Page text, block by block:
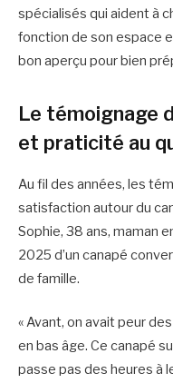
spécialisés qui aident à
fonction de son espace
bon aperçu pour bien
Le témoignage
et praticité au
Au fil des années, les
satisfaction autour du
Sophie, 38 ans, maman
2025 d’un canapé
de famille.
« Avant, on avait peur
en bas âge. Ce canapé
passe pas des heures à